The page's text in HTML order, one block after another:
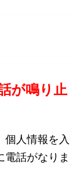
が鳴り止
個人情報を入
電話がなりま